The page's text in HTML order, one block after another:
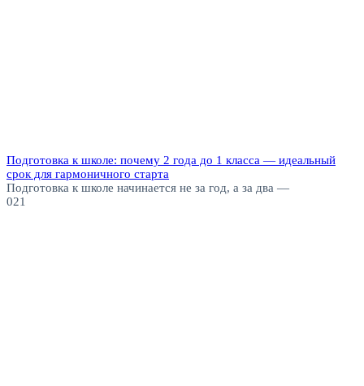
Подготовка к школе: почему 2 года до 1 класса — идеальный
срок для гармоничного старта
Подготовка к школе начинается не за год, а за два —
021